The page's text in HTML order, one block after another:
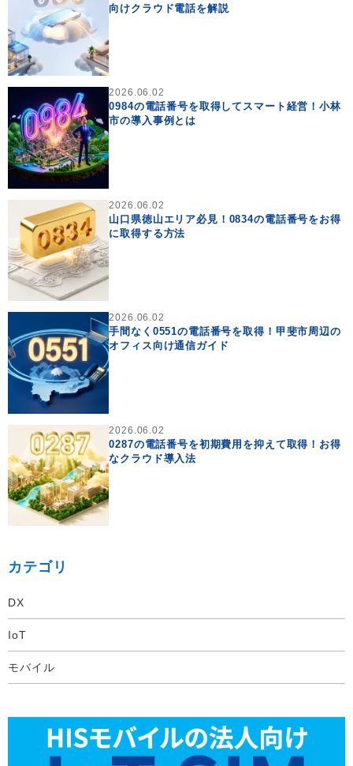
向けクラウド電話を解説
2026.06.02
0984の電話番号を取得してスマート経営！小林
市の導入事例とは
2026.06.02
山口県徳山エリア必見！0834の電話番号をお得
に取得する方法
2026.06.02
手間なく0551の電話番号を取得！甲斐市周辺の
オフィス向け通信ガイド
2026.06.02
0287の電話番号を初期費用を抑えて取得！お得
なクラウド導入法
カテゴリ
DX
IoT
モバイル